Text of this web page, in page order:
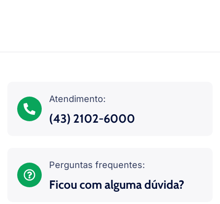
Atendimento:
(43) 2102-6000
Perguntas frequentes:
Ficou com alguma dúvida?